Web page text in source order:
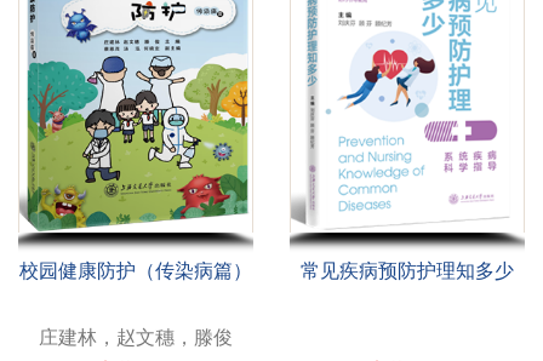
校园健康防护（传染病篇）
庄建林，赵文穗，滕俊
常见疾病预防护理知多少